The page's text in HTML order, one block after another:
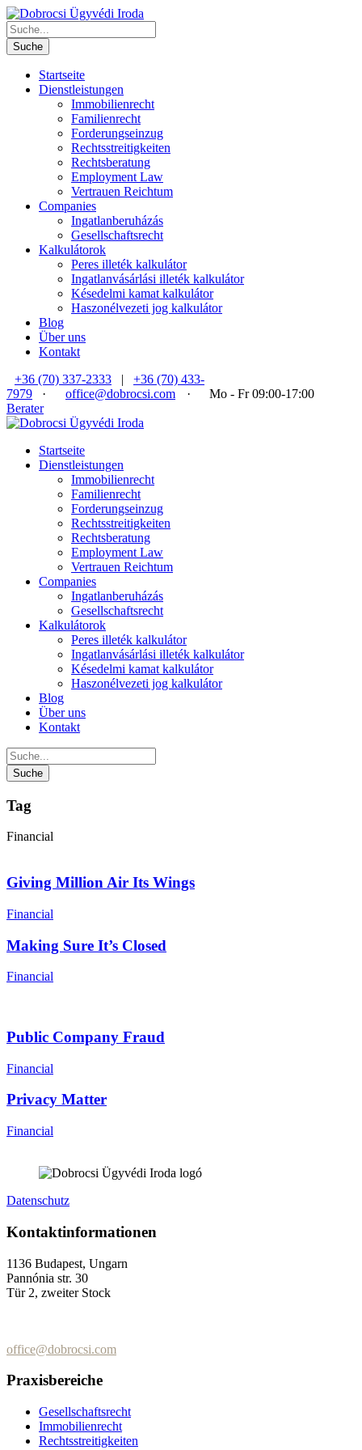
Startseite
Dienstleistungen
Immobilienrecht
Familienrecht
Forderungseinzug
Rechtsstreitigkeiten
Rechtsberatung
Employment Law
Vertrauen Reichtum
Companies
Ingatlanberuházás
Gesellschaftsrecht
Kalkulátorok
Peres illeték kalkulátor
Ingatlanvásárlási illeték kalkulátor
Késedelmi kamat kalkulátor
Haszonélvezeti jog kalkulátor
Blog
Über uns
Kontakt
+36 (70) 337-2333
|
+36 (70) 433-
7979
· office@dobrocsi.com ·
Mo - Fr 09:00-17:00
Berater
Startseite
Dienstleistungen
Immobilienrecht
Familienrecht
Forderungseinzug
Rechtsstreitigkeiten
Rechtsberatung
Employment Law
Vertrauen Reichtum
Companies
Ingatlanberuházás
Gesellschaftsrecht
Kalkulátorok
Peres illeték kalkulátor
Ingatlanvásárlási illeték kalkulátor
Késedelmi kamat kalkulátor
Haszonélvezeti jog kalkulátor
Blog
Über uns
Kontakt
Tag
Financial
Giving Million Air Its Wings
Financial
Making Sure It’s Closed
Financial
Public Company Fraud
Financial
Privacy Matter
Financial
Datenschutz
Kontaktinformationen
1136 Budapest, Ungarn
Pannónia str. 30
Tür 2, zweiter Stock
office@dobrocsi.com
Praxisbereiche
Gesellschaftsrecht
Immobilienrecht
Rechtsstreitigkeiten